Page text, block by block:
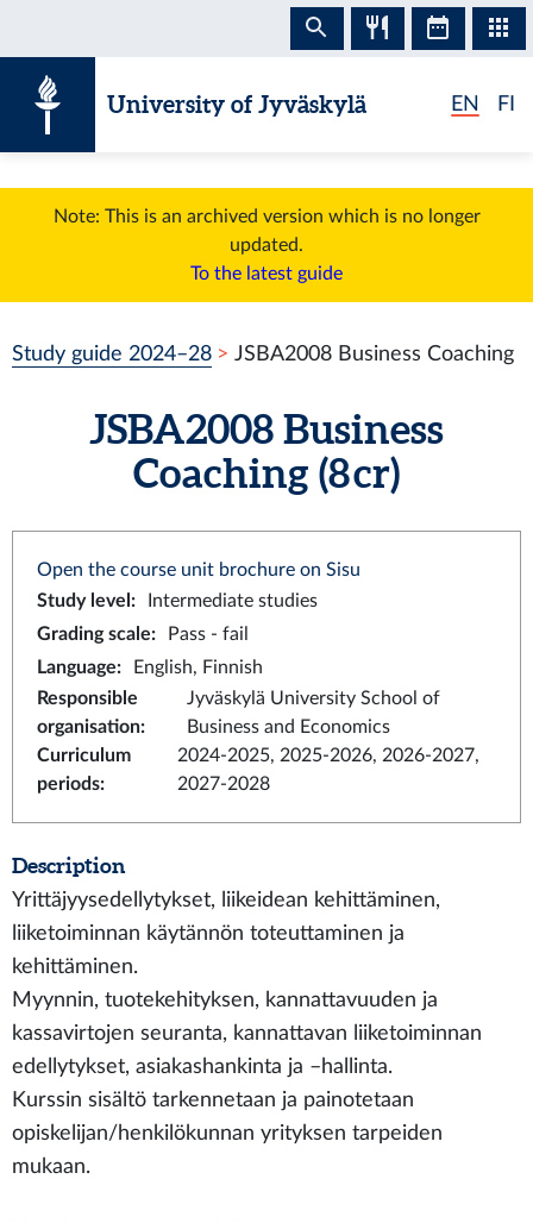
University of Jyväskylä EN FI
Note: This is an archived version which is no longer
updated.
To the latest guide
Study guide 2024–28 JSBA2008 Business Coaching
JSBA2008 Business
Coaching (8 cr)
Open the course unit brochure on Sisu
Study level :
Intermediate studies
Grading scale:
Pass - fail
Language:
English, Finnish
Responsible
organisation:
Jyväskylä University School of
Business and Economics
Curriculum
periods:
2024-2025, 2025-2026, 2026-2027,
2027-2028
Description
Yrittäjyysedellytykset, liikeidean kehittäminen,
liiketoiminnan käytännön toteuttaminen ja
kehittäminen.
Myynnin, tuotekehityksen, kannattavuuden ja
kassavirtojen seuranta, kannattavan liiketoiminnan
edellytykset, asiakashankinta ja –hallinta.
Kurssin sisältö tarkennetaan ja painotetaan
opiskelijan/henkilökunnan yrityksen tarpeiden
mukaan.